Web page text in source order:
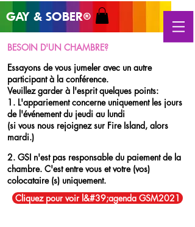
GAY & SOBER®
BESOIN D'UN CHAMBRE?
Essayons de vous jumeler avec un autre
participant à la conférence.
Veuillez garder à l'esprit quelques points:
1. L'appariement concerne uniquement les jours
de l'événement du jeudi au lundi
(si vous nous rejoignez sur Fire Island, alors
mardi.)
2. GSI n'est pas responsable du paiement de la
chambre. C'est entre vous et votre (vos)
colocataire (s) uniquement.
Cliquez pour voir l&#39;agenda GSM2021